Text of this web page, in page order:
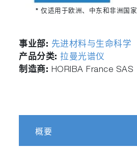
* 仅适用于欧洲、中东和非洲国家
事业部: 先进材料与生命科学
产品分类: 拉曼光谱仪
制造商: HORIBA France SAS
概要